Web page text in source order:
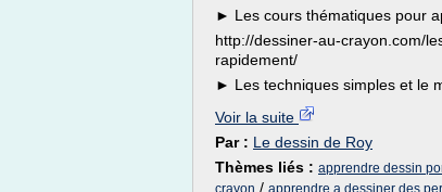
► Les cours thématiques pour
http://dessiner-au-crayon.com/
rapidement/
► Les techniques simples et le
Voir la suite
Par : Le dessin de Roy
Thèmes liés : apprendre dessin
crayon / apprendre a dessiner des